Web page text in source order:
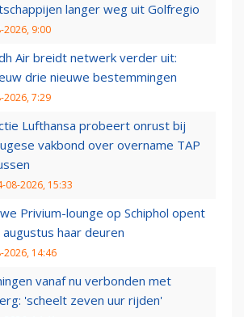
langer weg uit Golfregio
2026, 9:00
Air breidt netwerk verder uit:
drie nieuwe bestemmingen
2026, 7:29
Lufthansa probeert onrust bij
vakbond over overname TAP
08-2026, 15:33
Privium-lounge op Schiphol opent
haar deuren
2026, 14:46
vanaf nu verbonden met
'scheelt zeven uur rijden'